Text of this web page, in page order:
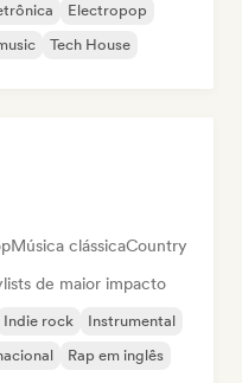
Electropop
Tech House
Música clássicaCountry
de maior impacto
Indie rock
Instrumental
Rap em inglês